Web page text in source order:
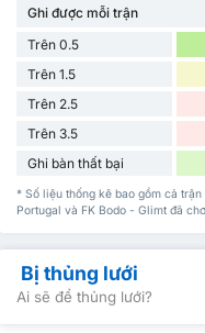
Ghi được mỗi trận
Trên 0.5
Trên 1.5
Trên 2.5
Trên 3.5
Ghi bàn thất bại
* Số liệu thống kê bao gồm cả
Portugal và FK Bodo - Glimt đã
Bị thủng lưới
Ai sẽ để thủng lưới?